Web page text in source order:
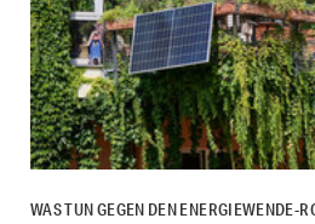
WAS TUN GEGEN DEN ENERGIEWENDE-